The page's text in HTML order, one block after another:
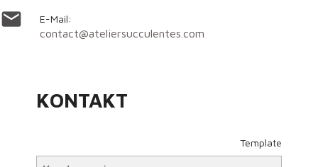
 E-Mail:
contact@ateliersucculentes.com
KONTAKT
Template